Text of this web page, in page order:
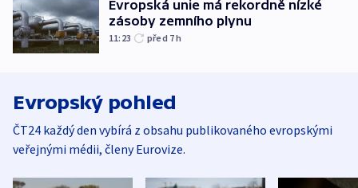
Evropská unie má rekordně nízké
zásoby zemního plynu
11:23 před 7h
Evropský pohled
ČT24 každý den vybírá z obsahu publikovaného evropskými
veřejnými médii, členy Eurovize.